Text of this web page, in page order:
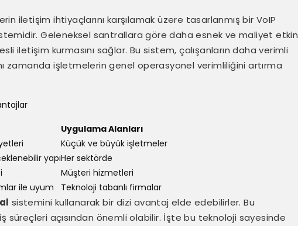
iletişim ihtiyaçlarını karşılamak üzere tasarlanmış bir VoIP
Geleneksel santrallara göre daha esnek ve maliyet etkin
iletişim kurmasını sağlar. Bu sistem, çalışanların daha verimli
zamanda işletmelerin genel operasyonel verimliliğini artırma
Uygulama Alanları
Küçük ve büyük işletmeler
yapıHer sektörde
Müşteri hizmetleri
ile uyum Teknoloji tabanlı firmalar
sistemini kullanarak bir dizi avantaj elde edebilirler. Bu
açısından önemli olabilir. İşte bu teknoloji sayesinde